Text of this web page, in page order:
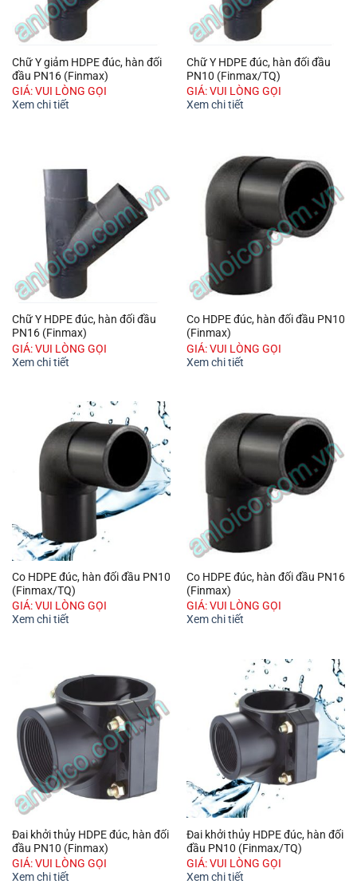
Chữ Y giảm HDPE đúc, hàn đối
đầu PN16 (Finmax)
GIÁ: VUI LÒNG GỌI
Xem chi tiết
Chữ Y HDPE đúc, hàn đối đầu
PN10 (Finmax/TQ)
GIÁ: VUI LÒNG GỌI
Xem chi tiết
Chữ Y HDPE đúc, hàn đối đầu
PN16 (Finmax)
GIÁ: VUI LÒNG GỌI
Xem chi tiết
Co HDPE đúc, hàn đối đầu PN10
(Finmax)
GIÁ: VUI LÒNG GỌI
Xem chi tiết
Co HDPE đúc, hàn đối đầu PN10
(Finmax/TQ)
GIÁ: VUI LÒNG GỌI
Xem chi tiết
Co HDPE đúc, hàn đối đầu PN16
(Finmax)
GIÁ: VUI LÒNG GỌI
Xem chi tiết
Đai khởi thủy HDPE đúc, hàn đối
đầu PN10 (Finmax)
GIÁ: VUI LÒNG GỌI
Xem chi tiết
Đai khởi thủy HDPE đúc, hàn đối
đầu PN10 (Finmax/TQ)
GIÁ: VUI LÒNG GỌI
Xem chi tiết